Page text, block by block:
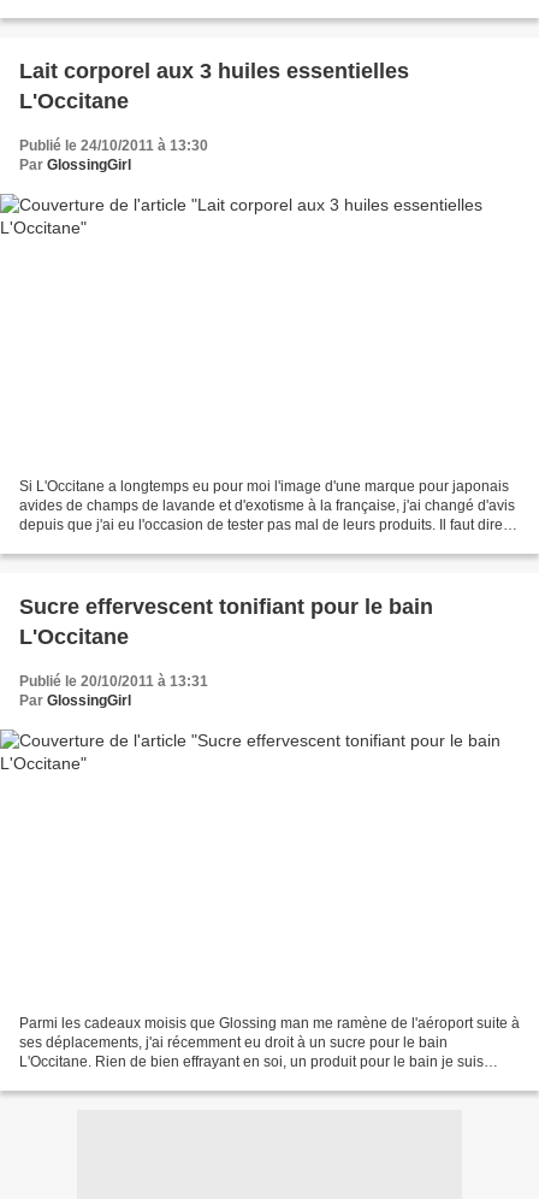
Lait corporel aux 3 huiles essentielles
L'Occitane
Publié le 24/10/2011 à 13:30
Par GlossingGirl
Si L'Occitane a longtemps eu pour moi l'image d'une marque pour japonais
avides de champs de lavande et d'exotisme à la française, j'ai changé d'avis
depuis que j'ai eu l'occasion de tester pas mal de leurs produits. Il faut dire
Sucre effervescent tonifiant pour le bain
L'Occitane
Publié le 20/10/2011 à 13:31
Par GlossingGirl
Parmi les cadeaux moisis que Glossing man me ramène de l'aéroport suite à
ses déplacements, j'ai récemment eu droit à un sucre pour le bain
L'Occitane. Rien de bien effrayant en soi, un produit pour le bain je suis